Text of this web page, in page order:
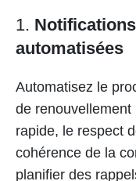
1.
automatisées
Automatisez le
de
rapide, le respect
cohérence de la
planifier des